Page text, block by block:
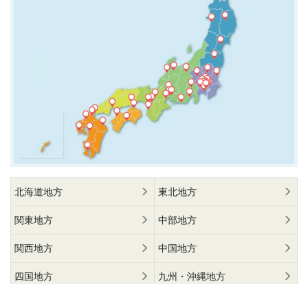
北海道地方 東北地方
関東地方 中部地方
関西地方 中国地方
四国地方 九州・沖縄地方